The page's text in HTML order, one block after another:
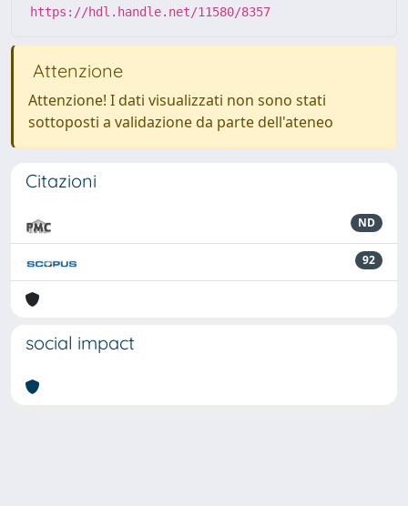
https://hdl.handle.net/11580/8357
Attenzione
Attenzione! I dati visualizzati non sono stati
sottoposti a validazione da parte dell'ateneo
Citazioni
ND
92
social impact